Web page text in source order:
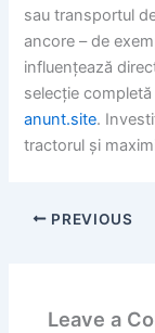
sau transportul
ancore – de
influențează
selecție
anunt.site.
tractorul și
PREVIOUS
Leave a